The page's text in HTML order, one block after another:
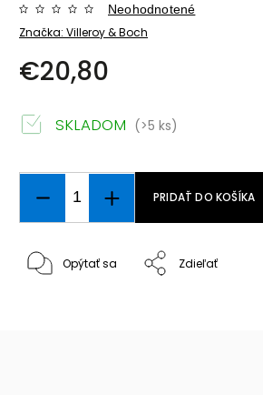
Značka: Villeroy & Boch
Neohodnotené
€20,80
SKLADOM (>5 ks)
PRIDAŤ DO KOŠÍKA
Opýtať sa Zdieľať